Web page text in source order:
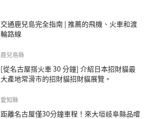
交通鹿兒島完全指南 | 推薦的飛機、火車和渡
輪路線
鹿兒島縣
[從名古屋搭火車 30 分鐘] 介紹日本招財貓最
大產地常滑市的招財貓招財貓展覽。
愛知縣
距離名古屋僅30分鐘車程！來大垣岐阜縣品嚐